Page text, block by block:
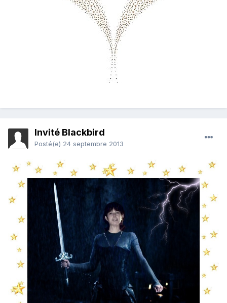
Invité Blackbird
Posté(e) 24 septembre 2013